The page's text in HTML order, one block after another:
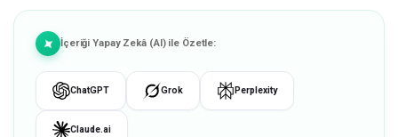
İçeriği Yapay Zekâ (AI) ile Özetle:
ChatGPT Grok Perplexity
Claude.ai